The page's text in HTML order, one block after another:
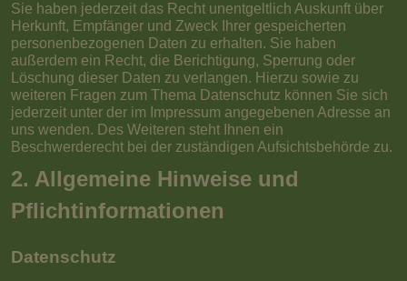
Sie haben jederzeit das Recht unentgeltlich Auskunft über
Herkunft, Empfänger und Zweck Ihrer gespeicherten
personenbezogenen Daten zu erhalten. Sie haben
außerdem ein Recht, die Berichtigung, Sperrung oder
Löschung dieser Daten zu verlangen. Hierzu sowie zu
weiteren Fragen zum Thema Datenschutz können Sie sich
jederzeit unter der im Impressum angegebenen Adresse an
uns wenden. Des Weiteren steht Ihnen ein
Beschwerderecht bei der zuständigen Aufsichtsbehörde zu.
2. Allgemeine Hinweise und
Pflichtinformationen
Datenschutz